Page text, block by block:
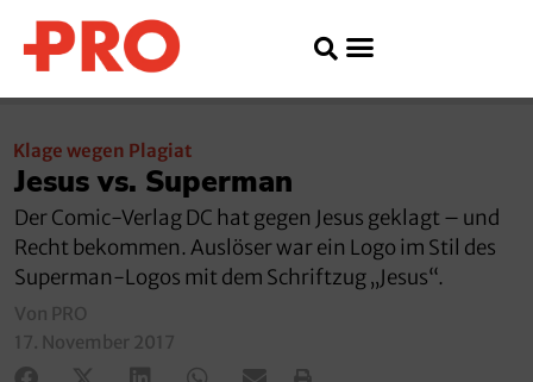
Klage wegen Plagiat
Jesus vs. Superman
Der Comic-Verlag DC hat gegen Jesus geklagt – und
Recht bekommen. Auslöser war ein Logo im Stil des
Superman-Logos mit dem Schriftzug „Jesus“.
Von PRO
17. November 2017